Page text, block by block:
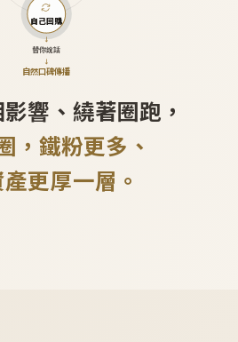
自己回購
↓
替你說話
↓
自然口碑傳播
響、繞著圈跑，
，鐵粉更多、
更厚一層。